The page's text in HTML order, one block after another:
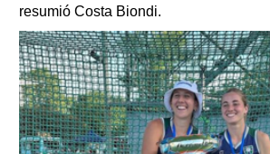
resumió Costa Biondi.